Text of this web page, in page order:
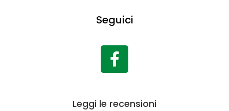
Seguici
Leggi le recensioni